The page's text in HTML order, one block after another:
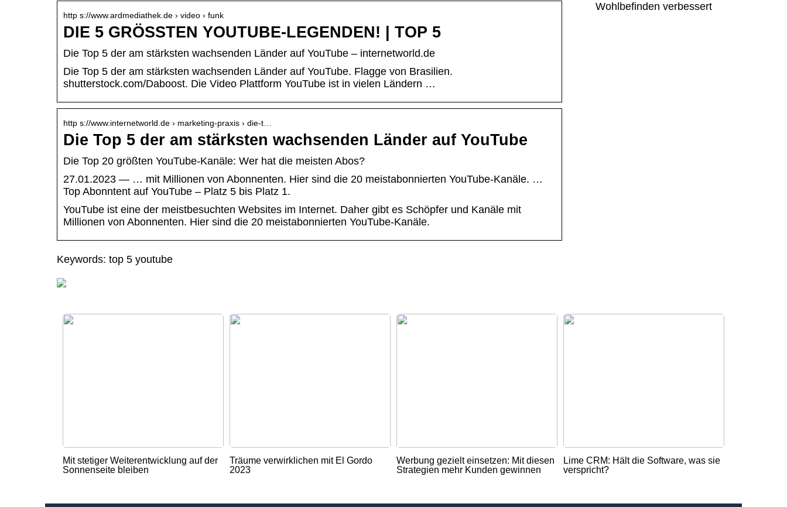
http s://www.ardmediathek.de › video › funk
DIE 5 GRÖSSTEN YOUTUBE-LEGENDEN! | TOP 5
Die Top 5 der am stärksten wachsenden Länder auf YouTube – internetworld.de
Die Top 5 der am stärksten wachsenden Länder auf YouTube. Flagge von Brasilien.
shutterstock.com/Daboost. Die Video Plattform YouTube ist in vielen Ländern …
http s://www.internetworld.de › marketing-praxis › die-t…
Die Top 5 der am stärksten wachsenden Länder auf YouTube
Die Top 20 größten YouTube-Kanäle: Wer hat die meisten Abos?
27.01.2023 — … mit Millionen von Abonnenten. Hier sind die 20 meistabonnierten YouTube-Kanäle. …
Top Abonntent auf YouTube – Platz 5 bis Platz 1.
YouTube ist eine der meistbesuchten Websites im Internet. Daher gibt es Schöpfer und Kanäle mit
Millionen von Abonnenten. Hier sind die 20 meistabonnierten YouTube-Kanäle.
Keywords: top 5 youtube
Wohlbefinden verbessert
Mit stetiger Weiterentwicklung auf der
Sonnenseite bleiben
Träume verwirklichen mit El Gordo
2023
Werbung gezielt einsetzen: Mit diesen
Strategien mehr Kunden gewinnen
Lime CRM: Hält die Software, was sie
verspricht?